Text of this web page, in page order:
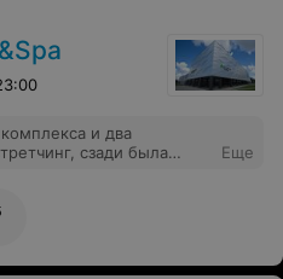
и два
сзади была
присутствовала.
только шторка, не
Это было для меня
- тренера,
только мы вошли в
Еще